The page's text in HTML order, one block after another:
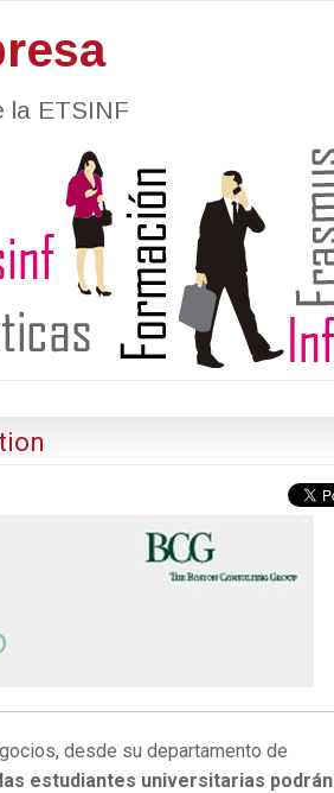
la ETSINF
desde su departamento de
estudiantes universitarias podrán